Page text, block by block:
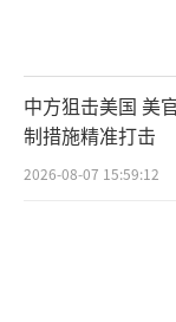
中方狙击美国 美
制措施精准打击
2026-08-07 15:59:12